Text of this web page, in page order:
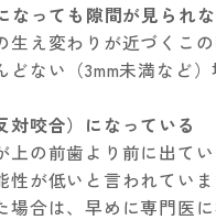
なっても隙間が見られ
生え変わりが近づくこ
どない（3mm未満など
対咬合）になっている
上の前歯より前に出て
性が低いと言われてい
場合は、早めに専門医に